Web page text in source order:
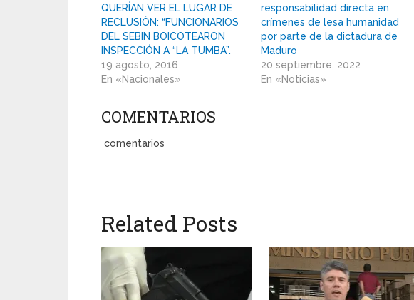
QUERÍAN VER EL LUGAR DE
RECLUSIÓN: “FUNCIONARIOS
DEL SEBIN BOICOTEARON
INSPECCIÓN A “LA TUMBA”.
19 agosto, 2016
En «Nacionales»
responsabilidad directa en
crímenes de lesa humanidad
por parte de la dictadura de
Maduro
20 septiembre, 2022
En «Noticias»
COMENTARIOS
comentarios
Related Posts